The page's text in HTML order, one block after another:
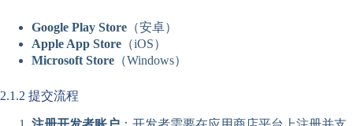
Google Play Store （安卓）
Apple App Store （iOS）
Microsoft Store （Windows）
2.1.2 提交流程